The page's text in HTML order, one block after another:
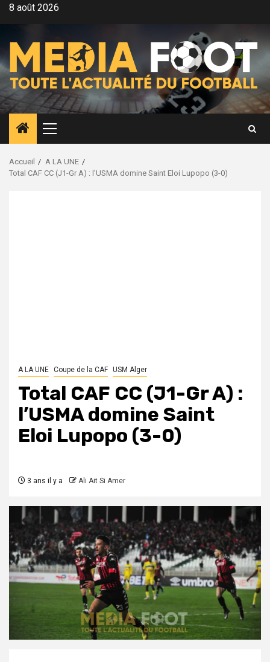
Aller8 août 2026
Menu
principal
Accueil
A LA UNE
Total CAF CC (J1-Gr A) : l’USMA domine Saint Eloi Lupopo (3-0)
A LA UNE Coupe de la CAF USM Alger
Total CAF CC (J1-Gr A) :
l’USMA domine Saint
Eloi Lupopo (3-0)
3 ans il y a Ali Ait Si Amer